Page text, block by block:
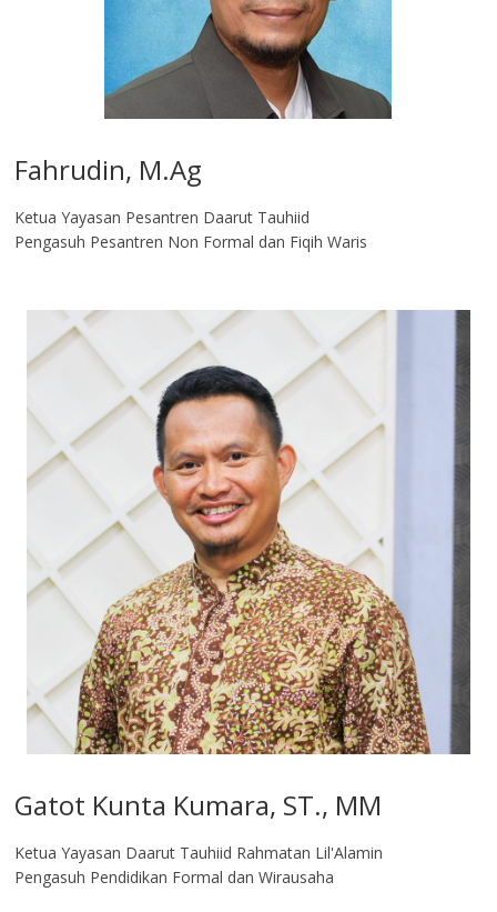
Fahrudin, M.Ag​
Ketua Yayasan Pesantren Daarut Tauhiid
Pengasuh Pesantren Non Formal dan Fiqih Waris
Gatot Kunta Kumara, ST., MM
Ketua Yayasan Daarut Tauhiid Rahmatan Lil'Alamin
Pengasuh Pendidikan Formal dan Wirausaha